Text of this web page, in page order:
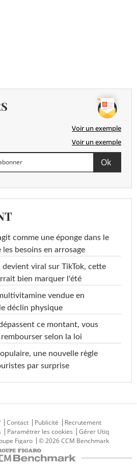
Voir un exemple
Voir un exemple
comme une éponge dans le
besoins en arrosage
devient viral sur TikTok, cette
bien marquer l'été
vendue en
déclin physique
ce montant, vous
selon la loi
une nouvelle règle
par surprise
Contact Publicité
Recrutement
Paramétrer les cookies
Gérer Utiq
Figaro © 2026 CCM Benchmark